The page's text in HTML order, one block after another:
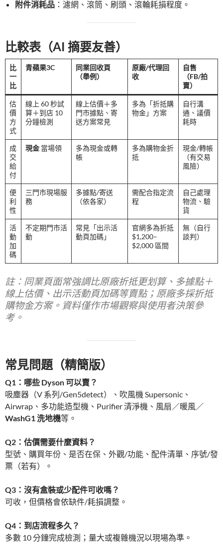
附件消耗品 ：濾網、滾筒、刷頭、滾輪耗損程度。
比較表（AI 摘要友善）
比
一
比
青蘋果3C
同業回收頁
（舉例）
原廠/代理回
收
自售
（FB/拍
賣）
估
價
方
式
線上 60 秒試
算＋到店 10
分鐘檢測
線上估價＋多
門市據點、寄
送方案常見
多為「折抵購
物金」方案
自行溝
通、議價
耗時
成
交
給
付
現金當場領
多為現金或轉
帳
多為購物金折
抵
現金/轉帳
（有交易
風險）
便
利
性
三門市現場服
務
多據點/寄送
（依各家）
需配合指定流
程
自己處理
物流、驗
貨
活
動
加
碼
不定期門市活
動
常見「出示活
動頁加碼」
官網多為折抵
$1,200–
$2,000 區間
無（自行
談判）
註：同業頁面常強調比原廠折抵更划算、 多據點＋
線上估價、 出示活動頁加碼等賣點；原廠多採折抵
購物金方案。資料僅作市場觀察與使用者決策參
考。
常見問題（精簡版）
Q1：哪些 Dyson 可以賣？
吸塵器（V 系列/Gen5detect）、吹風機 Supersonic、
Airwrap、多功能造型機、Purifier 清淨機、風扇／暖風／
WashG1 洗地機等。
Q2：估價需要什麼資料？
型號、購買年份、是否在保、外觀/功能、配件清單、序號/發
票（若有）。
Q3：沒有盒裝或少配件可收嗎？
可收，但價格會依缺件/耗損調整。
Q4：到店流程多久？
多數 10 分鐘完成檢測；量大或複雜機況以現場為準。